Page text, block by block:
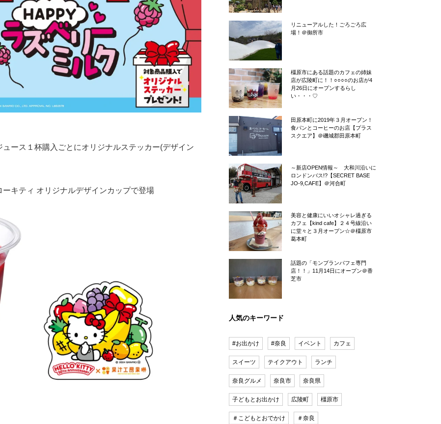
ース１杯購入ごとにオリジナルステッカー(デザイン
キティ オリジナルデザインカップで登場
リニューアルした！ごろごろ広
場！＠御所市
橿原市にある話題のカフェの姉妹
店が広陵町に！！○○○○のお店が4
月26日にオープンするらし
い・・・♡
田原本町に2019年３月オープン！
食パンとコーヒーのお店【プラス
スクエア】＠磯城郡田原本町
～新店OPEN情報～ 大和川沿いに
ロンドンバス!?【SECRET BASE
JO-9,CAFE】＠河合町
美容と健康にいいオシャレ過ぎる
カフェ【kind cafe】２４号線沿い
に堂々と３月オープン☆＠橿原市
葛本町
話題の「モンブランパフェ専門
店！！」11月14日にオープン＠香
芝市
人気のキーワード
#お出かけ #奈良 イベント カフェ
スイーツ テイクアウト ランチ
奈良グルメ 奈良市 奈良県
子どもとお出かけ 広陵町 橿原市
＃こどもとおでかけ ＃奈良